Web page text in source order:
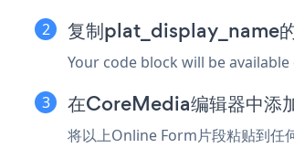
复制plat_display_name
Your code block will be
在CoreMedia编辑器中添
将以上Online Form片段粘贴到任